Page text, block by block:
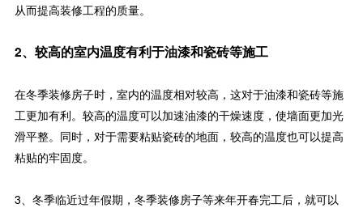
从而提高装修工程的质量。
2、较高的室内温度有利于油漆和瓷砖等施工
在冬季装修房子时，室内的温度相对较高，这对于油漆和瓷砖等施
工更加有利。较高的温度可以加速油漆的干燥速度，使墙面更加光
滑平整。同时，对于需要粘贴瓷砖的地面，较高的温度也可以提高
粘贴的牢固度。
3、冬季临近过年假期，冬季装修房子等来年开春完工后，就可以